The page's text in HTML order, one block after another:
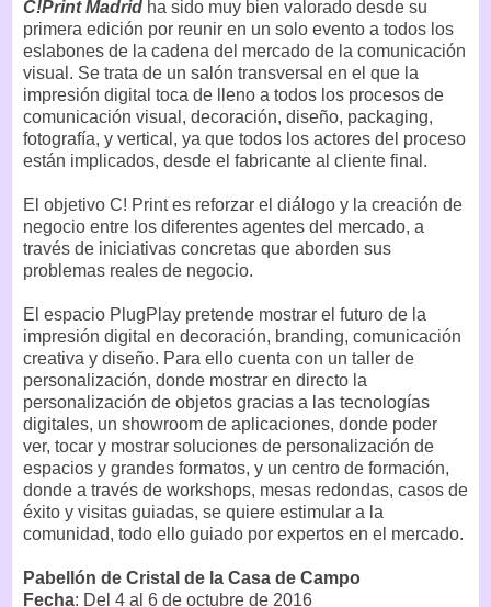
C!Print Madrid ha sido muy bien valorado desde su
primera edición por reunir en un solo evento a todos los
eslabones de la cadena del mercado de la comunicación
visual. Se trata de un salón transversal en el que la
impresión digital toca de lleno a todos los procesos de
comunicación visual, decoración, diseño, packaging,
fotografía, y vertical, ya que todos los actores del proceso
están implicados, desde el fabricante al cliente final.
El objetivo C! Print es reforzar el diálogo y la creación de
negocio entre los diferentes agentes del mercado, a
través de iniciativas concretas que aborden sus
problemas reales de negocio.
El espacio PlugPlay pretende mostrar el futuro de la
impresión digital en decoración, branding, comunicación
creativa y diseño. Para ello cuenta con un taller de
personalización, donde mostrar en directo la
personalización de objetos gracias a las tecnologías
digitales, un showroom de aplicaciones, donde poder
ver, tocar y mostrar soluciones de personalización de
espacios y grandes formatos, y un centro de formación,
donde a través de workshops, mesas redondas, casos de
éxito y visitas guiadas, se quiere estimular a la
comunidad, todo ello guiado por expertos en el mercado.
Pabellón de Cristal de la Casa de Campo
Fecha: Del 4 al 6 de octubre de 2016